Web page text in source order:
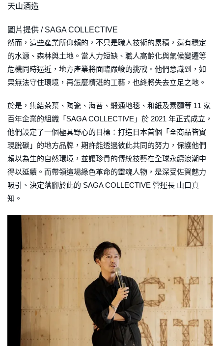
天山酒造
圖片提供 / SAGA COLLECTIVE
然而，這些產業所仰賴的，不只是職人技術的累積，還有穩定
的水源、森林與土地。當人力短缺、職人高齡化與氣候變遷等
危機同時逼近，地方產業將面臨嚴峻的挑戰。他們意識到，如
果無法守住環境，再怎麼精湛的工藝，也終將失去立足之地。
於是，集結茶葉、陶瓷、海苔、緞通地毯、和紙及素麵等 11 家
百年企業的組織「SAGA COLLECTIVE」於 2021 年正式成立，
他們設定了一個極具野心的目標：打造日本首個「全商品皆實
現脫碳」的地方品牌，期許能透過彼此共同的努力，保護他們
賴以為生的自然環境，並讓珍貴的傳統技藝在全球永續浪潮中
得以延續。而帶領這場綠色革命的靈魂人物，是深受佐賀魅力
吸引、決定落腳於此的 SAGA COLLECTIVE 營運長 山口真
知。